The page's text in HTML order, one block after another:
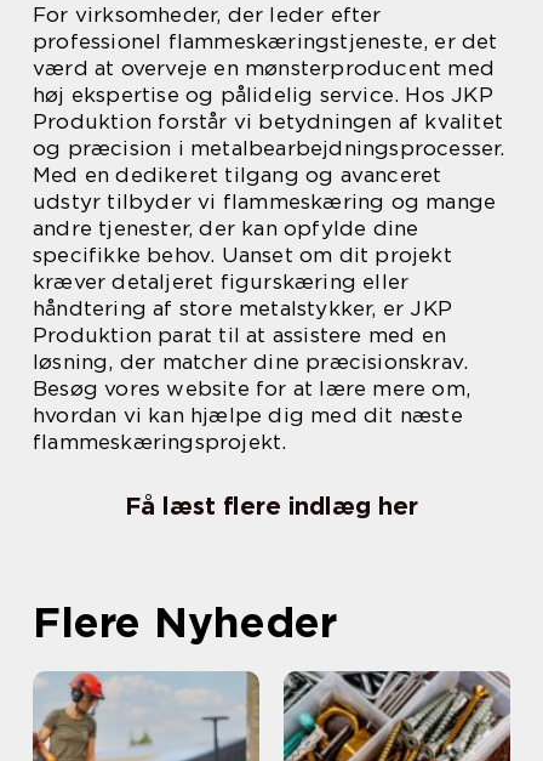
For virksomheder, der leder efter
professionel flammeskæringstjeneste, er det
værd at overveje en mønsterproducent med
høj ekspertise og pålidelig service. Hos JKP
Produktion forstår vi betydningen af kvalitet
og præcision i metalbearbejdningsprocesser.
Med en dedikeret tilgang og avanceret
udstyr tilbyder vi flammeskæring og mange
andre tjenester, der kan opfylde dine
specifikke behov. Uanset om dit projekt
kræver detaljeret figurskæring eller
håndtering af store metalstykker, er JKP
Produktion parat til at assistere med en
løsning, der matcher dine præcisionskrav.
Besøg vores website for at lære mere om,
hvordan vi kan hjælpe dig med dit næste
flammeskæringsprojekt.
Få læst flere indlæg her
Flere Nyheder